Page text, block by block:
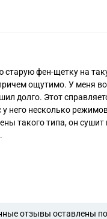
старую фен-щетку на
ощутимо. У меня
долго. Этот
него несколько
такого типа, он
отзывы оставлены